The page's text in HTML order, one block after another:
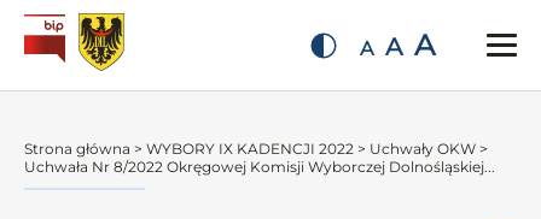
A A A
Strona główna > WYBORY IX KADENCJI 2022 > Uchwały OKW >
Uchwała Nr 8/2022 Okręgowej Komisji Wyborczej Dolnośląskiej...